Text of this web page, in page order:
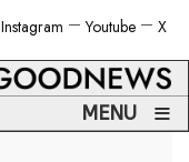
X
Youtube
Instagram
MENU ≡